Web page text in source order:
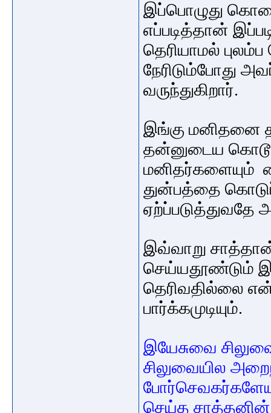
இப்பொழுது
எப்படித்தான்
தெரியாமல்
நேரிடும்போது
வருந்துகிறார்.
இங்கு மனிதனை
தன்னுடைய
மனிதர்களையும்
துன்பத்தை
இவ்வாறு
செய்யதூண்டும்
தெரிவதில்லை
பார்க்கமுடியும்.
இயேசுவை
சிலுவையில
செய்த சாத்தனின்